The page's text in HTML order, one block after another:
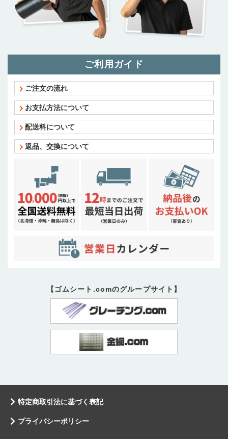
ご利用ガイド
ご注文の流れ
お支払方法について
配送料について
返品、交換について
【ゴムシート.comのグループサイト】
特定商取引法に基づく表記
プライバシーポリシー